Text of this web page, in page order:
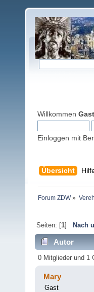
Willkommen Gast
Einloggen mit
Übersicht
Forum ZDW»
Seiten: [1] Nach
Autor
0 Mitglieder und 1
Mary
Gast